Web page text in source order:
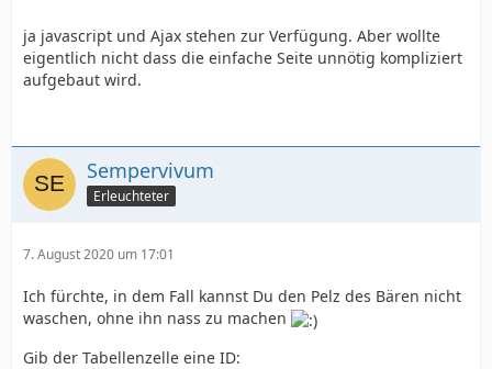
ja javascript und Ajax stehen zur Verfügung. Aber wollte
eigentlich nicht dass die einfache Seite unnötig kompliziert
aufgebaut wird.
Sempervivum
Erleuchteter
7. August 2020 um 17:01
Ich fürchte, in dem Fall kannst Du den Pelz des Bären nicht
waschen, ohne ihn nass zu machen
Gib der Tabellenzelle eine ID: